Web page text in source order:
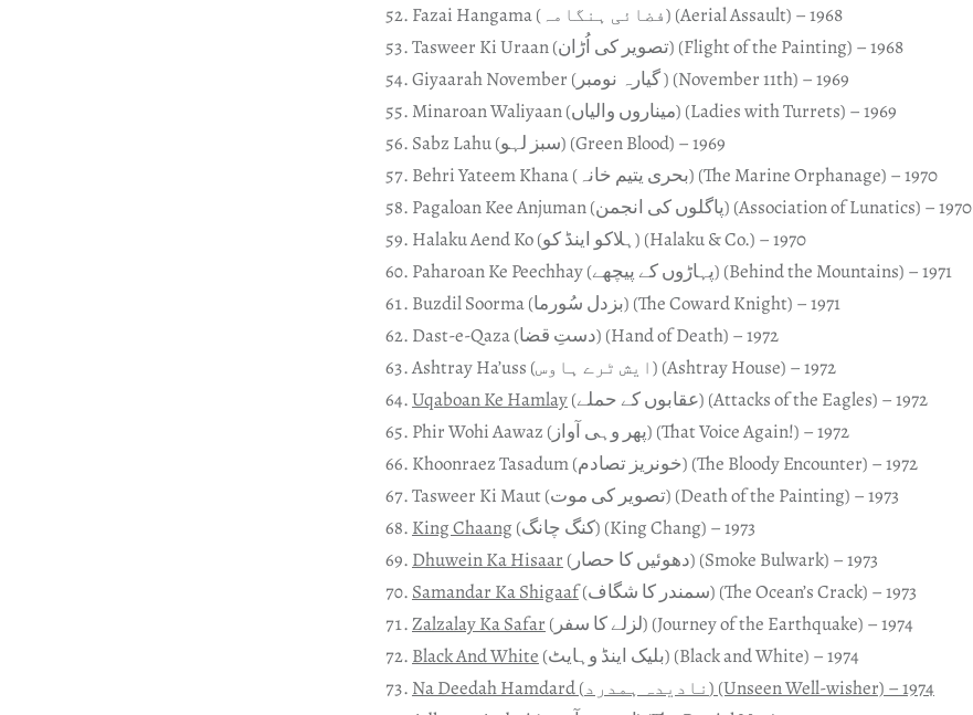
Fazai Hangama (فضائی ہنگامہ) (Aerial Assault) – 1968
Tasweer Ki Uraan (تصویر کی اُڑان) (Flight of the Painting) – 1968
Giyaarah November (گیارہ نومبر ) (November 11th) – 1969
Minaroan Waliyaan (میناروں والیاں) (Ladies with Turrets) – 1969
Sabz Lahu (سبز لہو) (Green Blood) – 1969
Behri Yateem Khana (بحری یتیم خانہ) (The Marine Orphanage) – 1970
Pagaloan Kee Anjuman (پاگلوں کی انجمن) (Association of Lunatics) – 1970
Halaku Aend Ko (ہلاکو اینڈ کو) (Halaku & Co.) – 1970
Paharoan Ke Peechhay (پہاڑوں کے پیچھے) (Behind the Mountains) – 1971
Buzdil Soorma (بزدل سُورما) (The Coward Knight) – 1971
Dast-e-Qaza (دستِ قضا) (Hand of Death) – 1972
Ashtray Ha’uss (ایش ٹرے ہاوس) (Ashtray House) – 1972
Uqaboan Ke Hamlay
(عقابوں کے حملے) (Attacks of the Eagles) – 1972
Phir Wohi Aawaz (پھر وہی آواز) (That Voice Again!) – 1972
Khoonraez Tasadum (خونریز تصادم) (The Bloody Encounter) – 1972
Tasweer Ki Maut (تصویر کی موت) (Death of the Painting) – 1973
King Chaang
(کنگ چانگ) (King Chang) – 1973
Dhuwein Ka Hisaar
(دھوئیں کا حصار) (Smoke Bulwark) – 1973
Samandar Ka Shigaaf
(سمندر کا شگاف) (The Ocean’s Crack) – 1973
Zalzalay Ka Safar
(لزلے کا سفر) (Journey of the Earthquake) – 1974
Black And White
(بلیک اینڈ وہایٹ) (Black and White) – 1974
Na Deedah Hamdard (نادیدہ ہمدرد) (Unseen Well-wisher) – 1974